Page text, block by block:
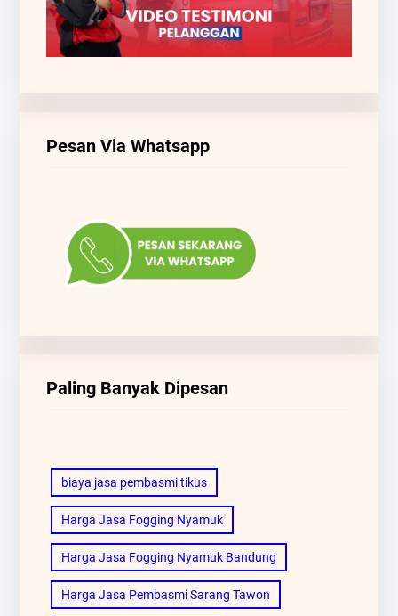
Pesan Via Whatsapp
Paling Banyak Dipesan
biaya jasa pembasmi tikus
Harga Jasa Fogging Nyamuk
Harga Jasa Fogging Nyamuk Bandung
Harga Jasa Pembasmi Sarang Tawon